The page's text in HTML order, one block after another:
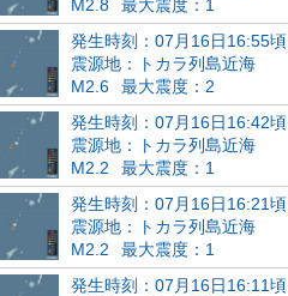
M2.8
最大震度：1
発生時刻：07月16日16:55頃
震源地：トカラ列島近海
M2.6
最大震度：2
発生時刻：07月16日16:42頃
震源地：トカラ列島近海
M2.2
最大震度：1
発生時刻：07月16日16:21頃
震源地：トカラ列島近海
M2.2
最大震度：1
発生時刻：07月16日16:11頃